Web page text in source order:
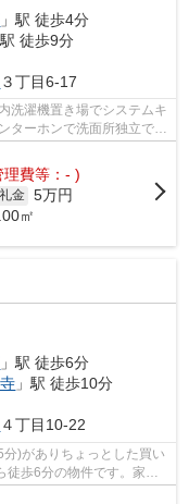
」駅 徒歩4分
駅 徒歩9分
３丁目6-17
洗濯機置き場でシステムキ
ターホンで洗面所独立で洗
理費等：- )
礼金 5万円
㎡
」駅 徒歩6分
」駅 徒歩10分
４丁目10-22
)がありちょっとした買い
歩6分の物件です。家賃5